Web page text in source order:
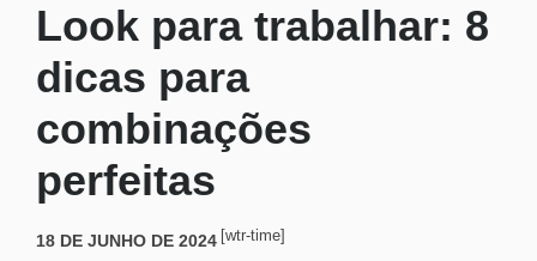
Look para trabalhar: 8
dicas para
combinações
perfeitas
18 DE JUNHO DE 2024 [wtr-time]